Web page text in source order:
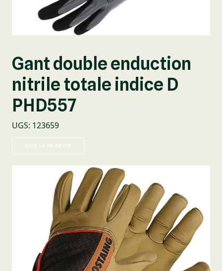
Gant double enduction
nitrile totale indice D
PHD557
UGS: 123659
VOIR LE PRODUIT